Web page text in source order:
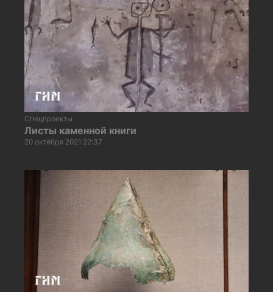
Спецпроекты
Листы каменной книги
20 октября 2021 22:37